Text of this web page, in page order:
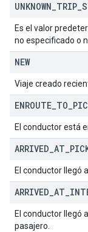
UNKNOWN TRIP
Es el valor
no especificado o
NEW
Viaje creado
ENROUTE TO
El conductor está
ARRIVED AT
El conductor llegó
ARRIVED AT
El conductor llegó
pasajero.